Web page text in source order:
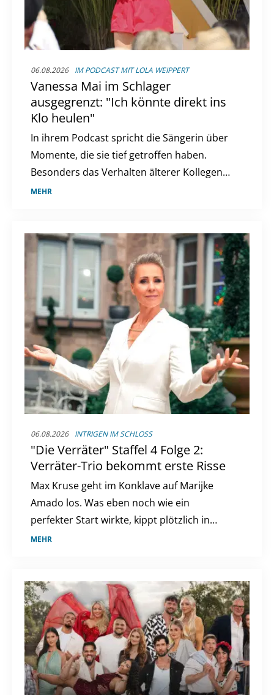
06.08.2026 IM PODCAST MIT LOLA WEIPPERT
Vanessa Mai im Schlager
ausgegrenzt: "Ich könnte direkt ins
Klo heulen"
In ihrem Podcast spricht die Sängerin über
Momente, die sie tief getroffen haben.
Besonders das Verhalten älterer Kollegen
habe ihr zugesetzt.
MEHR
06.08.2026 INTRIGEN IM SCHLOSS
"Die Verräter" Staffel 4 Folge 2:
Verräter-Trio bekommt erste Risse
Max Kruse geht im Konklave auf Marijke
Amado los. Was eben noch wie ein
perfekter Start wirkte, kippt plötzlich in
spürbares Misstrauen.
MEHR